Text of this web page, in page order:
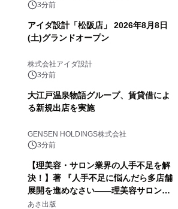
3分前
アイダ設計「松阪店」 2026年8月8日
(土)グランドオープン
株式会社アイダ設計
3分前
大江戸温泉物語グループ、賃貸借によ
る新規出店を実施
GENSEN HOLDINGS株式会社
3分前
【理美容・サロン業界の人手不足を解
決！】著 『人手不足に悩んだら多店舗
展開を進めなさい――理美容サロン
「多店舗展開」の教科書』2026年8月
あさ出版